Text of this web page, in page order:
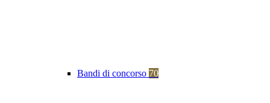
Bandi di concorso 70